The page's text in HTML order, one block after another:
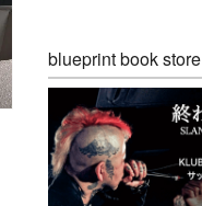
blueprint book store